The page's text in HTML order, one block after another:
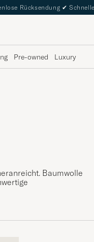
Rücksendung ✔
Pre-owned Luxury
Baumwolle